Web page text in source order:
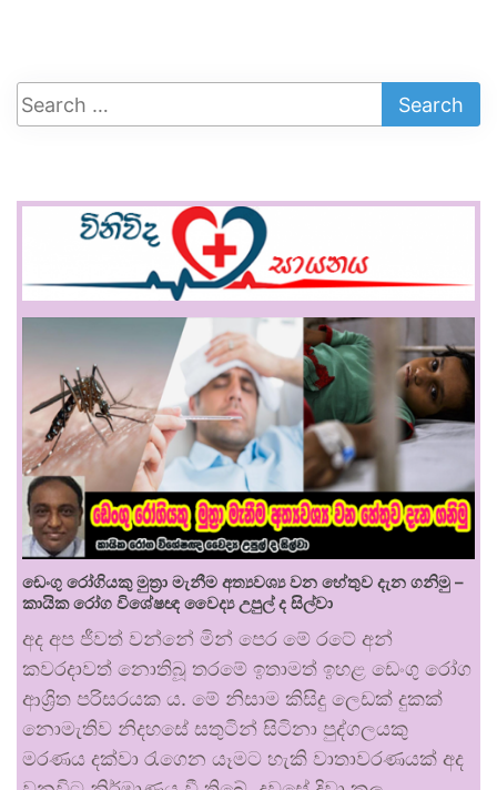
ඩෙංගු රෝගියකු ⁣මුත්‍රා මැනීම අත්‍යවශ්‍ය වන හේතුව දැන ගනිමු –
කායික රෝග විශේෂඥ වෛද්‍ය උපුල් ද සිල්වා
අද අප ජීවත් වන්නේ මින් පෙර මේ රටේ අන්
කවරදාවත් නොතිබූ තරමේ ඉතාමත් ඉහළ ඩෙංගු රෝග
ආශ්‍රිත පරිසරයක ය. මේ නිසාම කිසිදු ලෙඩක් දුකක්
නොමැතිව නිදහසේ සතුටින් සිටිනා පුද්ගලයකු
මරණය දක්වා රැගෙන යෑමට හැකි වාතාවරණයක් අද